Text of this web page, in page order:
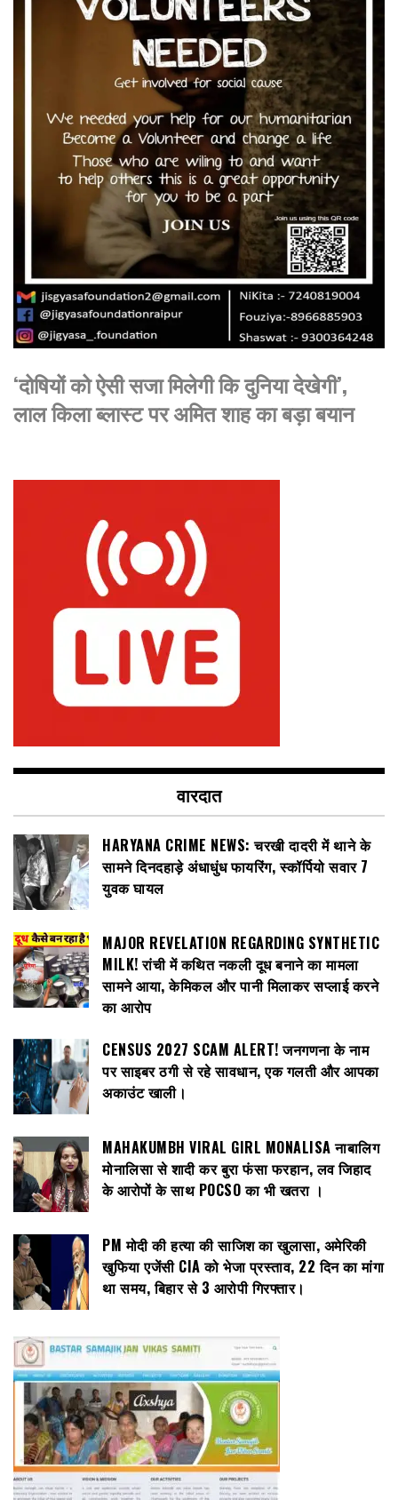
‘दोषियों को ऐसी सजा मिलेगी कि दुनिया देखेगी’,
लाल किला ब्लास्ट पर अमित शाह का बड़ा बयान
वारदात
HARYANA CRIME NEWS: चरखी दादरी में थाने के
सामने दिनदहाड़े अंधाधुंध फायरिंग, स्कॉर्पियो सवार 7
युवक घायल
MAJOR REVELATION REGARDING SYNTHETIC
MILK! रांची में कथित नकली दूध बनाने का मामला
सामने आया, केमिकल और पानी मिलाकर सप्लाई करने
का आरोप
CENSUS 2027 SCAM ALERT! जनगणना के नाम
पर साइबर ठगी से रहे सावधान, एक गलती और आपका
अकाउंट खाली।
MAHAKUMBH VIRAL GIRL MONALISA नाबालिग
मोनालिसा से शादी कर बुरा फंसा फरहान, लव जिहाद
के आरोपों के साथ POCSO का भी खतरा ।
PM मोदी की हत्या की साजिश का खुलासा, अमेरिकी
खुफिया एजेंसी CIA को भेजा प्रस्ताव, 22 दिन का मांगा
था समय, बिहार से 3 आरोपी गिरफ्तार।